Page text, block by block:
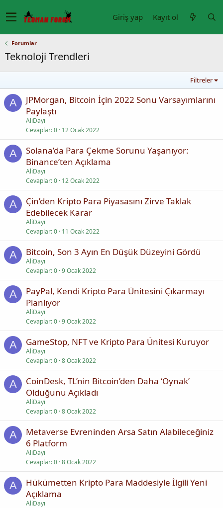
Giriş yap Kayıt ol
Forumlar
Teknoloji Trendleri
Filtreler
A
JPMorgan, Bitcoin İçin 2022 Sonu Varsayımlarını
Paylaştı
AliDayı
Cevaplar 0 12 Ocak 2022
A
Solana’da Para Çekme Sorunu Yaşanıyor:
Binance’ten Açıklama
AliDayı
Cevaplar 0 12 Ocak 2022
A
Çin’den Kripto Para Piyasasını Zirve Taklak
Edebilecek Karar
AliDayı
Cevaplar 0 11 Ocak 2022
A Bitcoin, Son 3 Ayın En Düşük Düzeyini Gördü
AliDayı
Cevaplar 0 9 Ocak 2022
A
PayPal, Kendi Kripto Para Ünitesini Çıkarmayı
Planlıyor
AliDayı
Cevaplar 0 9 Ocak 2022
A GameStop, NFT ve Kripto Para Ünitesi Kuruyor
AliDayı
Cevaplar 0 8 Ocak 2022
A
CoinDesk, TL’nin Bitcoin’den Daha ‘Oynak’
Olduğunu Açıkladı
AliDayı
Cevaplar 0 8 Ocak 2022
A
Metaverse Evreninden Arsa Satın Alabileceğiniz
6 Platform
AliDayı
Cevaplar 0 8 Ocak 2022
A
Hükümetten Kripto Para Maddesiyle İlgili Yeni
Açıklama
AliDayı